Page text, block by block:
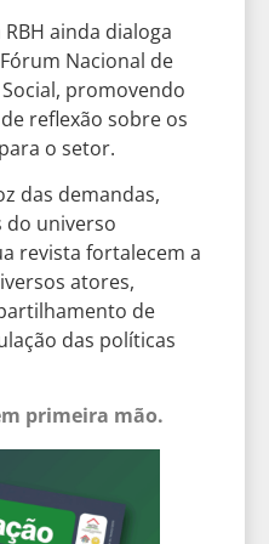
ainda dialoga
Nacional de
promovendo
reflexão sobre os
o setor.
das demandas,
do universo
revista fortalecem a
atores,
de
das políticas
primeira mão.